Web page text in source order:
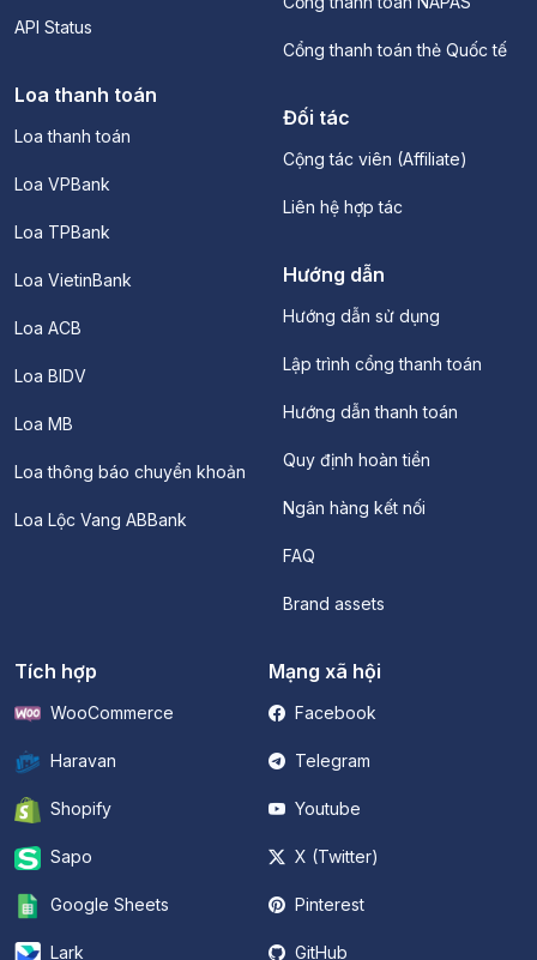
API Status
Loa thanh toán
Loa thanh toán
Loa VPBank
Loa TPBank
Loa VietinBank
Loa ACB
Loa BIDV
Loa MB
Loa thông báo chuyển khoản
Loa Lộc Vang ABBank
Cổng thanh toán thẻ Quốc tế
Đối tác
Cộng tác viên (Affiliate)
Liên hệ hợp tác
Hướng dẫn
Hướng dẫn sử dụng
Lập trình cổng thanh toán
Hướng dẫn thanh toán
Quy định hoàn tiền
Ngân hàng kết nối
FAQ
Brand assets
Tích hợp
WooCommerce
Haravan
Shopify
Sapo
Google Sheets
Lark
Mạng xã hội
Facebook
Telegram
Youtube
X (Twitter)
Pinterest
GitHub